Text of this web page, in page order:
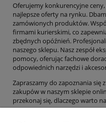
Oferujemy konkurencyjne
najlepsze oferty na rynku.
zamówionych produktów.
firmami kurierskimi, co
zbędnych opóźnień.
naszego sklepu. Nasz zespół
pomocy, oferując fachowe
odpowiednich narzędzi i
Zapraszamy do zapoznania się
zakupów w naszym sklepie
przekonaj się, dlaczego warto